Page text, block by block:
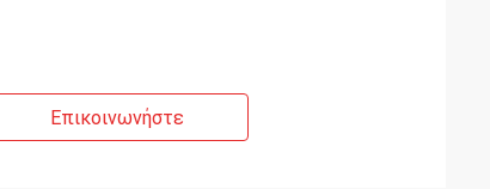
Επικοινωνήστε